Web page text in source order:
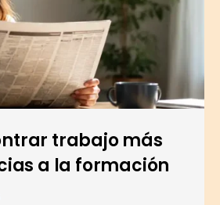
trabajo más
a la formación